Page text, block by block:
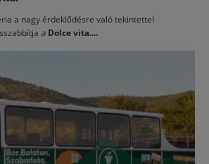
a nagy érdeklődésre való tekintettel
a Dolce vita....